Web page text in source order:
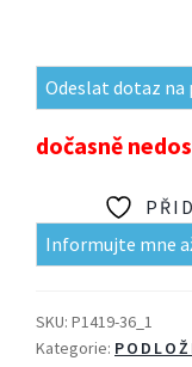
Odeslat dotaz na
dočasně
Informujte mne
SKU: P1419-36_1
Kategorie: